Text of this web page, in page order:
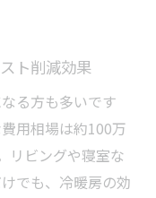
ト削減効果
る方も多いです
用相場は約100万
リビングや寝室な
でも、冷暖房の効